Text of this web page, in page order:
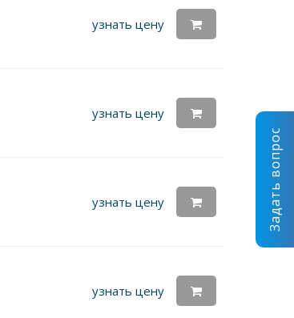
узнать цену
узнать цену
узнать цену
узнать цену
Задать вопрос